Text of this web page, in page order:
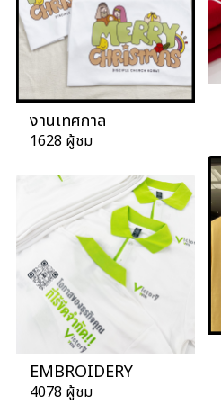
งานเทศกาล
1628 ผู้ชม
EMBROIDERY
4078 ผู้ชม